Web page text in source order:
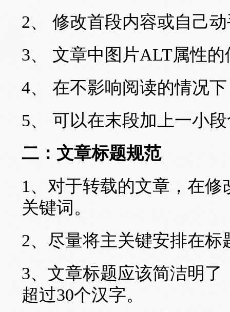
2、 修改首段内容或自己
3、 文章中图片ALT属性
4、 在不影响阅读的情况
5、 可以在末段加上一小
二：文章标题规范
1、对于转载的文章，在
关键词。
2、尽量将主关键安排在标
3、文章标题应该简洁明
超过30个汉字。